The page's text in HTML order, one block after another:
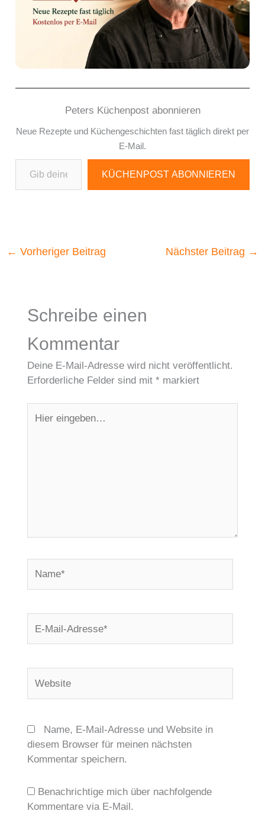
Peters Küchenpost abonnieren
Neue Rezepte und Küchengeschichten fast täglich direkt per
E-Mail.
Gib deine E-Mail-Adresse ein ...
KÜCHENPOST ABONNIEREN
← Vorheriger Beitrag Nächster Beitrag →
Schreibe einen
Kommentar
Deine E-Mail-Adresse wird nicht veröffentlicht.
Erforderliche Felder sind mit * markiert
eingeben…
Mail-
Name, E-Mail-Adresse und Website in
diesem Browser für meinen nächsten
Kommentar speichern.
Benachrichtige mich über nachfolgende
Kommentare via E-Mail.